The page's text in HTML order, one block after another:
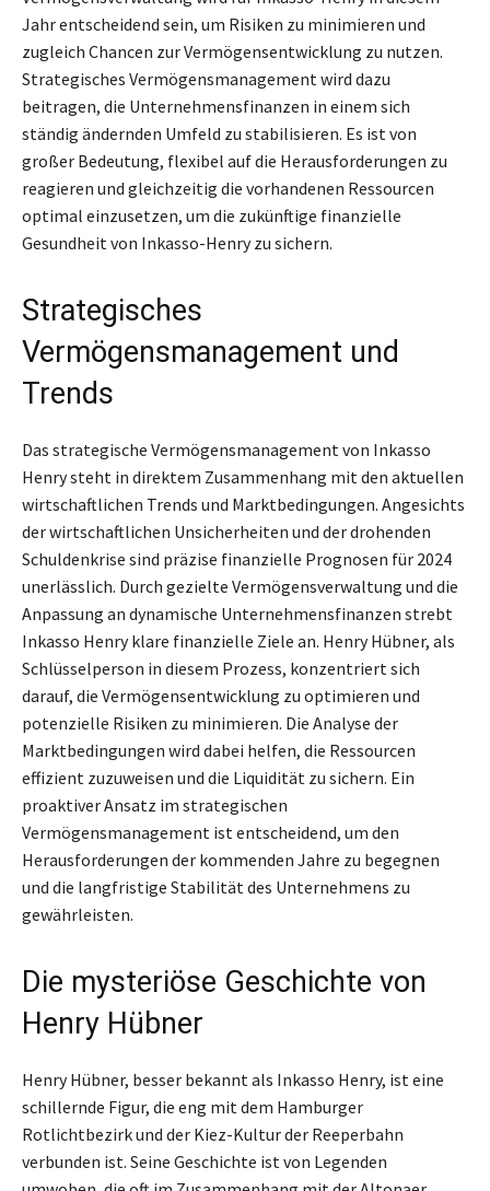
Jahr entscheidend sein, um Risiken zu minimieren und
zugleich Chancen zur Vermögensentwicklung zu nutzen.
Strategisches Vermögensmanagement wird dazu
beitragen, die Unternehmensfinanzen in einem sich
ständig ändernden Umfeld zu stabilisieren. Es ist von
großer Bedeutung, flexibel auf die Herausforderungen zu
reagieren und gleichzeitig die vorhandenen Ressourcen
optimal einzusetzen, um die zukünftige finanzielle
Gesundheit von Inkasso-Henry zu sichern.
Strategisches
Vermögensmanagement und
Trends
Das strategische Vermögensmanagement von Inkasso
Henry steht in direktem Zusammenhang mit den aktuellen
wirtschaftlichen Trends und Marktbedingungen. Angesichts
der wirtschaftlichen Unsicherheiten und der drohenden
Schuldenkrise sind präzise finanzielle Prognosen für 2024
unerlässlich. Durch gezielte Vermögensverwaltung und die
Anpassung an dynamische Unternehmensfinanzen strebt
Inkasso Henry klare finanzielle Ziele an. Henry Hübner, als
Schlüsselperson in diesem Prozess, konzentriert sich
darauf, die Vermögensentwicklung zu optimieren und
potenzielle Risiken zu minimieren. Die Analyse der
Marktbedingungen wird dabei helfen, die Ressourcen
effizient zuzuweisen und die Liquidität zu sichern. Ein
proaktiver Ansatz im strategischen
Vermögensmanagement ist entscheidend, um den
Herausforderungen der kommenden Jahre zu begegnen
und die langfristige Stabilität des Unternehmens zu
gewährleisten.
Die mysteriöse Geschichte von
Henry Hübner
Henry Hübner, besser bekannt als Inkasso Henry, ist eine
schillernde Figur, die eng mit dem Hamburger
Rotlichtbezirk und der Kiez-Kultur der Reeperbahn
verbunden ist. Seine Geschichte ist von Legenden